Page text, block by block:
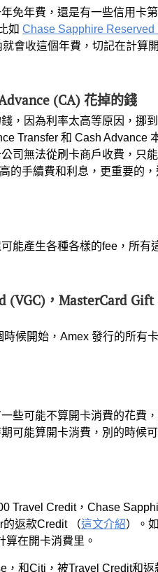
免年費，還是有一些信用卡
如 Chase Sapphire Reserved
會收這個年費，切記在計算
(CA) 花掉的錢
，因為利率太高等原因，挪
Transfer 和 Cash Advance
司無法從刷卡商戶收費，只
的手續費和利息，更重要的
能產生各種各樣的fee，所有
，MasterCard Gift
候開始，Amex 發行的所有
些可能不算開卡消費的花費
可能算開卡消費，別的時候
Travel Credit，Chase
返款Credit （這文介紹）。
算在開卡消費里。
和Citi，被Travel Credit和